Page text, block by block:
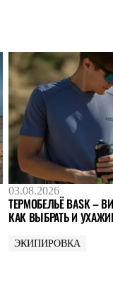
03.08.2026
ТЕРМОБЕЛЬЁ BASK –
КАК ВЫБРАТЬ И
ЭКИПИРОВКА